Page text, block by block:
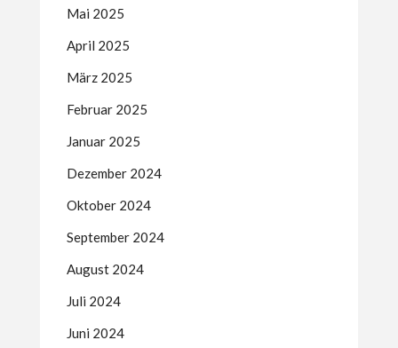
Mai 2025
April 2025
März 2025
Februar 2025
Januar 2025
Dezember 2024
Oktober 2024
September 2024
August 2024
Juli 2024
Juni 2024